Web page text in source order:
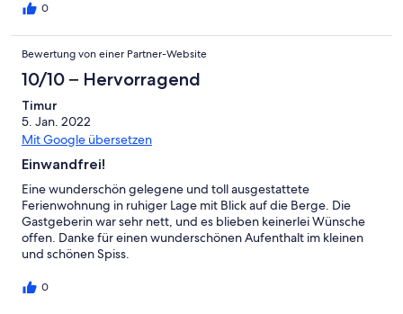
0
Bewertung von einer Partner-Website
10/10 – Hervorragend
Timur
5. Jan. 2022
Mit Google übersetzen
Einwandfrei!
Eine wunderschön gelegene und toll ausgestattete
Ferienwohnung in ruhiger Lage mit Blick auf die Berge. Die
Gastgeberin war sehr nett, und es blieben keinerlei Wünsche
offen. Danke für einen wunderschönen Aufenthalt im kleinen
und schönen Spiss.
0